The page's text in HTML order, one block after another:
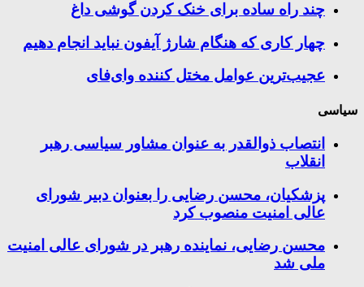
چند راه‌ ساده برای خنک کردن گوشی داغ
چهار کاری که هنگام شارژ آیفون نباید انجام دهیم
عجیب‌ترین عوامل مختل کننده وای‌فای
سیاسی
انتصاب ذوالقدر به عنوان مشاور سیاسی رهبر
انقلاب
پزشکیان، محسن رضایی را بعنوان دبیر شورای
عالی امنیت منصوب کرد
محسن رضایی، نماینده رهبر در شورای عالی امنیت
ملی شد